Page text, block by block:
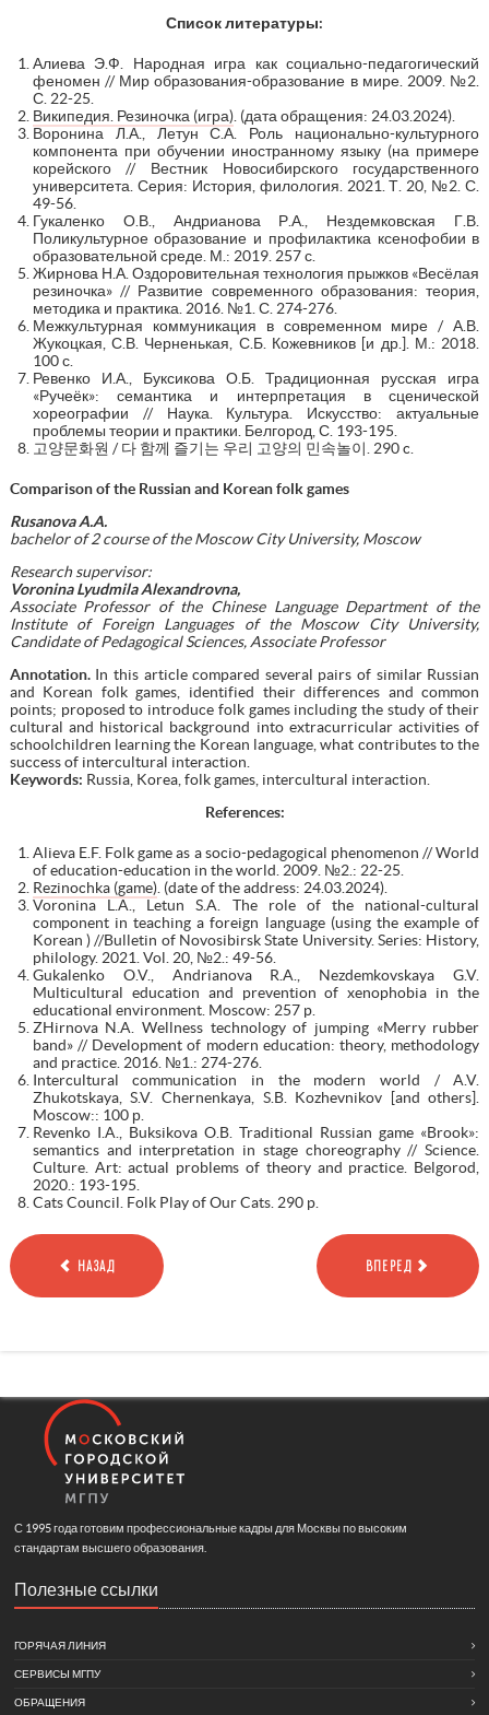
Список литературы:
Алиева Э.Ф. Народная игра как социально-педагогический
феномен // Мир образования-образование в мире. 2009. №2.
С. 22-25.
Википедия. Резиночка (игра). (дата обращения: 24.03.2024).
Воронина Л.А., Летун С.А. Роль национально-культурного
компонента при обучении иностранному языку (на примере
корейского // Вестник Новосибирского государственного
университета. Серия: История, филология. 2021. Т. 20, №2. С.
49-56.
Гукаленко О.В., Андрианова Р.А., Нездемковская Г.В.
Поликультурное образование и профилактика ксенофобии в
образовательной среде. М.: 2019. 257 с.
Жирнова Н.А. Оздоровительная технология прыжков «Весёлая
резиночка» // Развитие современного образования: теория,
методика и практика. 2016. №1. С. 274-276.
Межкультурная коммуникация в современном мире / А.В.
Жукоцкая, С.В. Черненькая, С.Б. Кожевников [и др.]. М.: 2018.
100 с.
Ревенко И.А., Буксикова О.Б. Традиционная русская игра
«Ручеёк»: семантика и интерпретация в сценической
хореографии // Наука. Культура. Искусство: актуальные
проблемы теории и практики. Белгород, С. 193-195.
고양문화원 / 다 함께 즐기는 우리 고양의 민속놀이. 290 c.
Comparison of the Russian and Korean folk games
Rusanova A.A.
bachelor of 2 course of the Moscow City University, Moscow
Research supervisor:
Voronina Lyudmila Alexandrovna,
Associate Professor of the Chinese Language Department of the
Institute of Foreign Languages of the Moscow City University,
Candidate of Pedagogical Sciences, Associate Professor
Annotation.In this article compared several pairs of similar Russian
and Korean folk games, identified their differences and common
points; proposed to introduce folk games including the study of their
cultural and historical background into extracurricular activities of
schoolchildren learning the Korean language, what contributes to the
success of intercultural interaction.
Keywords: Russia, Korea, folk games, intercultural interaction.
References:
Alieva E.F. Folk game as a socio-pedagogical phenomenon // World
of education-education in the world. 2009. №2.: 22-25.
Rezinochka (game). (date of the address: 24.03.2024).
Voronina L.A., Letun S.A. The role of the national-cultural
component in teaching a foreign language (using the example of
Korean ) //Bulletin of Novosibirsk State University. Series: History,
philology. 2021. Vol. 20, №2.: 49-56.
Gukalenko O.V., Andrianova R.A., Nezdemkovskaya G.V.
Multicultural education and prevention of xenophobia in the
educational environment. Moscow: 257 p.
ZHirnova N.A. Wellness technology of jumping «Merry rubber
band» // Development of modern education: theory, methodology
and practice. 2016. №1.: 274-276.
Intercultural communication in the modern world / A.V.
Zhukotskaya, S.V. Chernenkaya, S.B. Kozhevnikov [and others].
Moscow:: 100 р.
Revenko I.A., Buksikova O.B. Traditional Russian game «Brook»:
semantics and interpretation in stage choreography // Science.
Culture. Art: actual problems of theory and practice. Belgorod,
2020.: 193-195.
Cats Council. Folk Play of Our Cats. 290 p.
НАЗАД ВПЕРЕД
С 1995 года готовим профессиональные кадры для Москвы по высоким
стандартам высшего образования.
Полезные ссылки
ГОРЯЧАЯ ЛИНИЯ
СЕРВИСЫ МГПУ
ОБРАЩЕНИЯ